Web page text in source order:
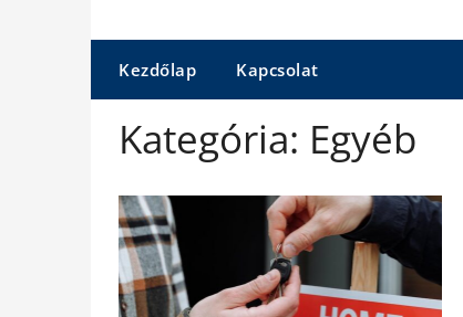
Kezdőlap Kapcsolat
Kategória: Egyéb